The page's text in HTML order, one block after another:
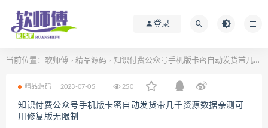
登录
当前位置： 软师傅 > 精品源码 > 知识付费公众号手机版卡密自动发货带几千资源数据亲测可用修复版无限制
精品源码 2023-07-05 250
知识付费公众号手机版卡密自动发货带几千资源数据亲测可
用修复版无限制